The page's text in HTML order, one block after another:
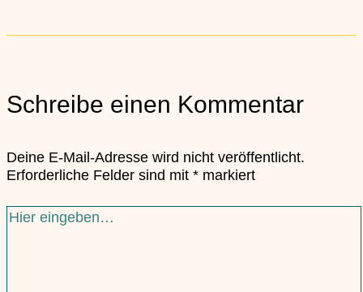
Schreibe einen Kommentar
Deine E-Mail-Adresse wird nicht veröffentlicht.
Erforderliche Felder sind mit * markiert
Hier